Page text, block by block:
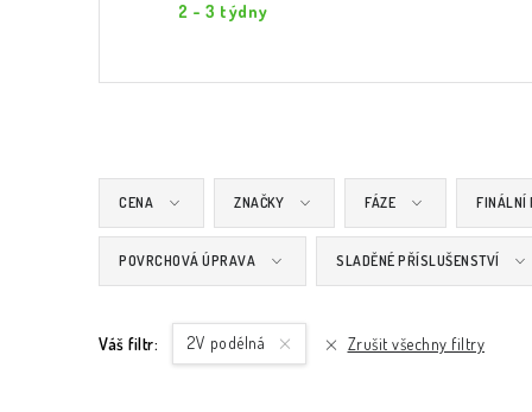
2 - 3 týdny
CENA ZNAČKY FÁZE FINÁLNÍ
POVRCHOVÁ ÚPRAVA SLADĚNÉ PŘÍSLUŠENSTVÍ
Váš filtr: 2V podélná Zrušit všechny filtry